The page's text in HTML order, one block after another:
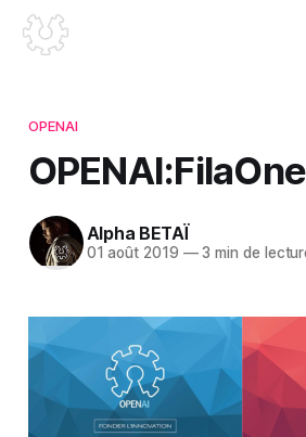
OPENAI
OPENAI:FilaOne
Alpha BETAÏ
01 août 2019 —3 min de